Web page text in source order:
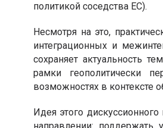
политикой соседства ЕС).
Несмотря на это,
интеграционных и
сохраняет актуальность
рамки геополитически
возможностях в контексте
Идея этого